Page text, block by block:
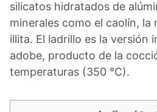
silicatos hidratados de
minerales como el caolín,
illita. El ladrillo es la versión
adobe, producto de la
temperaturas (350 °C).